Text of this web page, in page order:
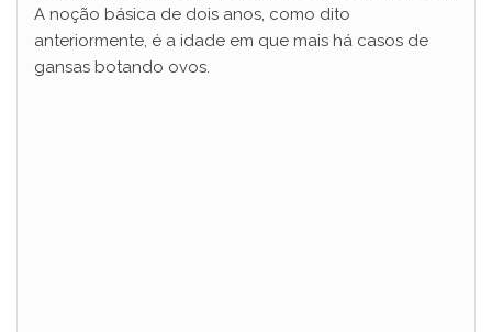
A noção básica de dois anos, como dito
anteriormente, é a idade em que mais há casos de
gansas botando ovos.